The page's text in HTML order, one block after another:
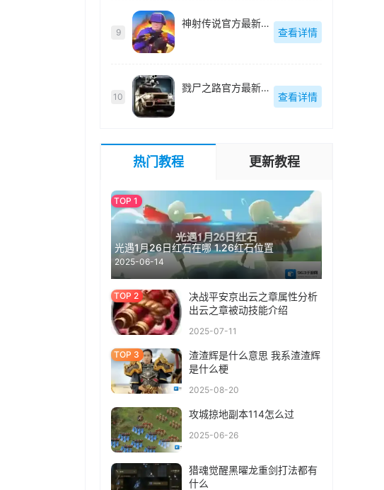
9
神射传说官方最新版-v1.5
查看详情
10
戮尸之路官方最新版-v1.0.19
查看详情
热门教程 更新教程
光遇1月26日红石在哪 1.26红石位置
2025-06-14
决战平安京出云之章属性分析
出云之章被动技能介绍
2025-07-11
渣渣辉是什么意思 我系渣渣辉
是什么梗
2025-08-20
攻城掠地副本114怎么过
2025-06-26
猎魂觉醒黑曜龙重剑打法都有
什么